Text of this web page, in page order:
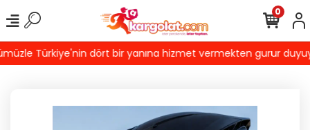
Türkiye'nin dört bir yanına hizmet vermekten gurur
0